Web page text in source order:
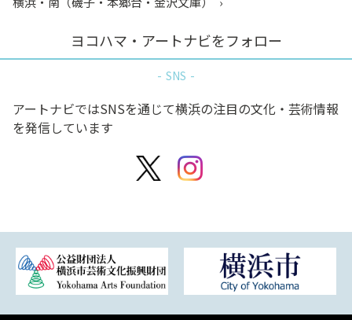
ヨコハマ・アートナビをフォロー
SNS
アートナビではSNSを通じて横浜の注目の文化・芸術情報
を発信しています